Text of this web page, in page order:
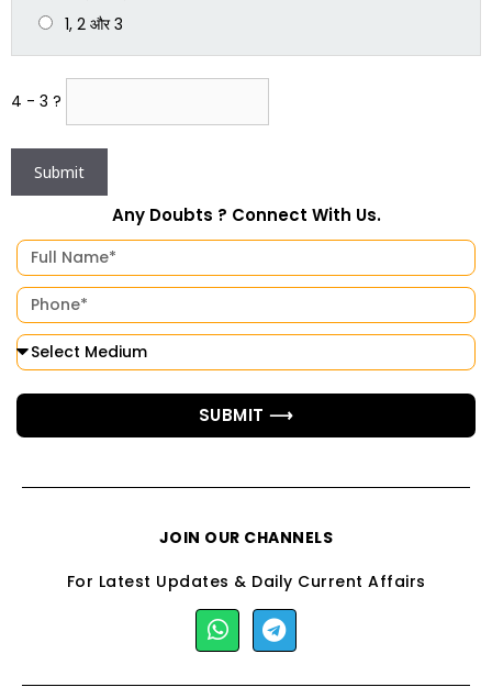
1, 2 और 3
4 - 3 ?
Any Doubts ? Connect With Us.
SUBMIT ⟶
JOIN OUR CHANNELS
For Latest Updates & Daily Current Affairs